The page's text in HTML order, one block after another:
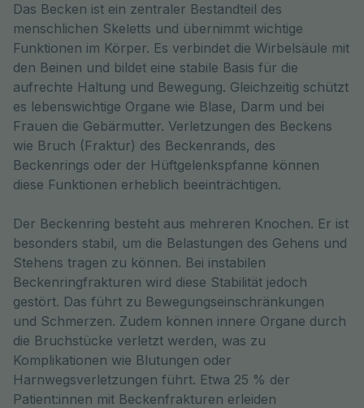
Das Becken ist ein zentraler Bestandteil des
menschlichen Skeletts und übernimmt wichtige
Funktionen im Körper. Es verbindet die Wirbelsäule mit
den Beinen und bildet eine stabile Basis für die
aufrechte Haltung und Bewegung. Gleichzeitig schützt
es lebenswichtige Organe wie Blase, Darm und bei
Frauen die Gebärmutter. Verletzungen des Beckens
wie Bruch (Fraktur) des Beckenrands, des
Beckenrings oder der Hüftgelenkspfanne können
diese Funktionen erheblich beeinträchtigen.
Der Beckenring besteht aus mehreren Knochen. Er ist
besonders stabil, um die Belastungen des Gehens und
Stehens tragen zu können. Bei instabilen
Beckenringfrakturen wird diese Stabilität jedoch
gestört. Das führt zu Bewegungseinschränkungen
und Schmerzen. Zudem können innere Organe durch
die Bruchstücke verletzt werden, was zu
Komplikationen wie Blutungen oder
Harnwegsverletzungen führt. Etwa 25 % der
Patient:innen mit Beckenfrakturen erleiden